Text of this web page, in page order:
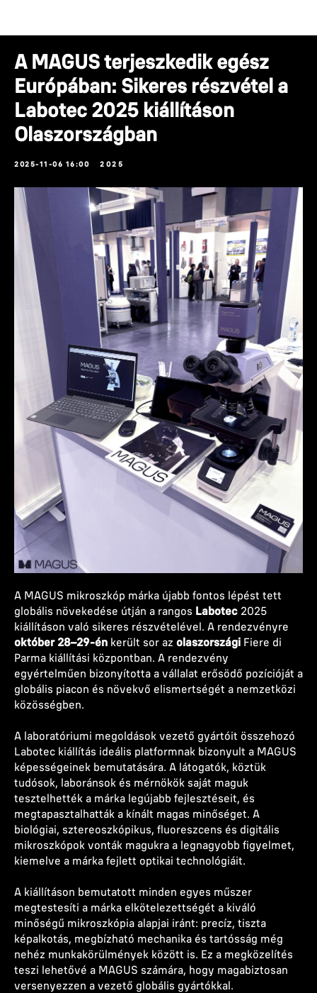
A MAGUS terjeszkedik egész
Európában: Sikeres részvétel a
Labotec 2025 kiállításon
Olaszországban
2025-11-06 16:00 2025
A MAGUS mikroszkóp márka újabb fontos lépést tett
globális növekedése útján a rangos Labotec 2025
kiállításon való sikeres részvételével. A rendezvényre
október 28–29-én került sor az olaszországi Fiere di
Parma kiállítási központban. A rendezvény
egyértelműen bizonyította a vállalat erősödő pozícióját a
globális piacon és növekvő elismertségét a nemzetközi
közösségben.
A laboratóriumi megoldások vezető gyártóit összehozó
Labotec kiállítás ideális platformnak bizonyult a MAGUS
képességeinek bemutatására. A látogatók, köztük
tudósok, laboránsok és mérnökök saját maguk
tesztelhették a márka legújabb fejlesztéseit, és
megtapasztalhatták a kínált magas minőséget. A
biológiai, sztereoszkópikus, fluoreszcens és digitális
mikroszkópok vonták magukra a legnagyobb figyelmet,
kiemelve a márka fejlett optikai technológiáit.
A kiállításon bemutatott minden egyes műszer
megtestesíti a márka elkötelezettségét a kiváló
minőségű mikroszkópia alapjai iránt: precíz, tiszta
képalkotás, megbízható mechanika és tartósság még
nehéz munkakörülmények között is. Ez a megközelítés
teszi lehetővé a MAGUS számára, hogy magabiztosan
versenyezzen a vezető globális gyártókkal.